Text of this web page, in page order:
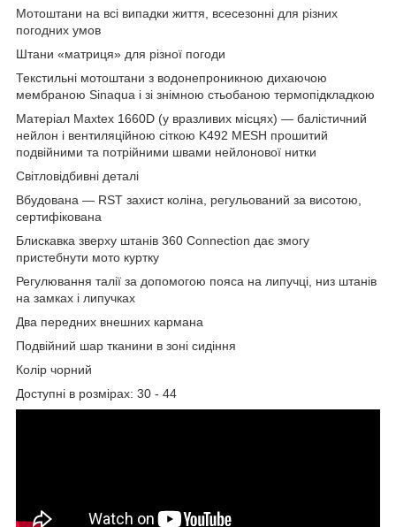
Мотоштани на всі випадки життя, всесезонні для різних
погодних умов
Штани «матриця» для різної погоди
Текстильні мотоштани з водонепроникною дихаючою
мембраною Sinaqua і зі знімною стьобаною термопідкладкою
Матеріал Maxtex 1660D (у вразливих місцях) — балістичний
нейлон і вентиляційною сіткою K492 MESH прошитий
подвійними та потрійними швами нейлонової нитки
Світловідбивні деталі
Вбудована — RST захист коліна, регульований за висотою,
сертифікована
Блискавка зверху штанів 360 Connection дає змогу
пристебнути мото куртку
Регулювання талії за допомогою пояса на липучці, низ штанів
на замках і липучках
Два передних внешних кармана
Подвійний шар тканини в зоні сидіння
Колір чорний
Доступні в розмірах: 30 - 44